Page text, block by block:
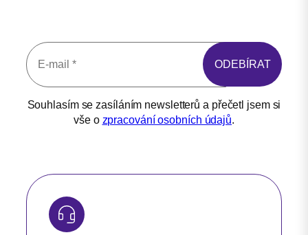
Souhlasím se zasíláním newsletterů a přečetl jsem si
vše o zpracování osobních údajů.